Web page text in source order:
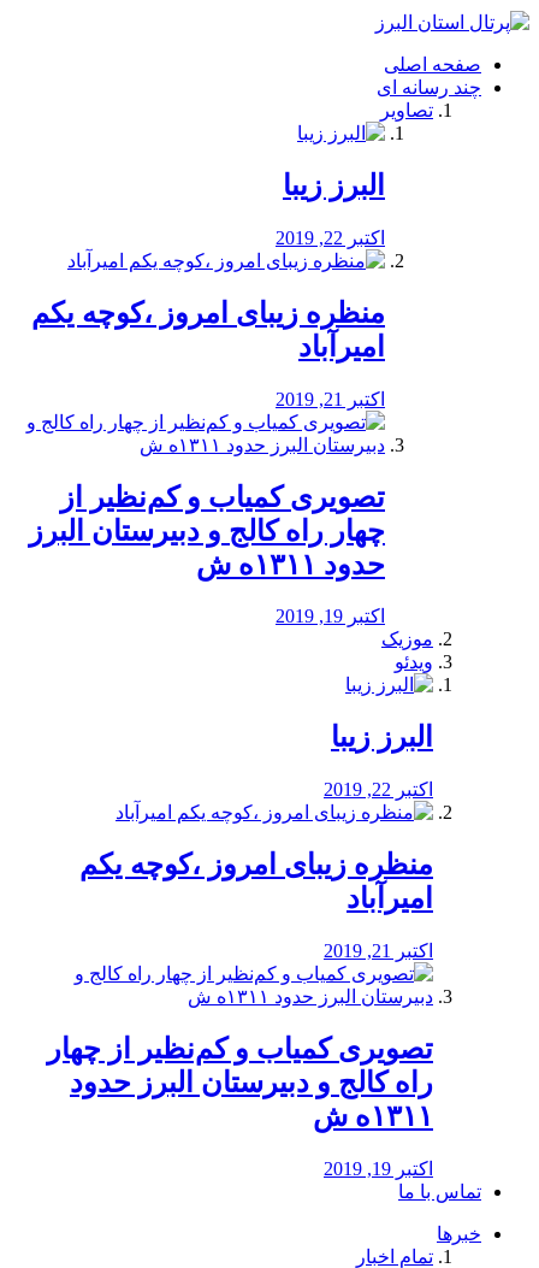
فصد
شرق
تهران
خشکشویی
صفحه اصلی
چند رسانه ای
تصاویر
البرز زیبا
اکتبر 22, 2019
منظره‌‌ زیبای امروز ،کوچه یکم
امیرآباد
اکتبر 21, 2019
️تصویری کمیاب و کم‌نظیر از
چهار راه كالج و دبيرستان البرز
حدود ۱۳۱۱ه ش
اکتبر 19, 2019
موزیک
ویدئو
البرز زیبا
اکتبر 22, 2019
منظره‌‌ زیبای امروز ،کوچه یکم
امیرآباد
اکتبر 21, 2019
️تصویری کمیاب و کم‌نظیر از چهار
راه كالج و دبيرستان البرز حدود
۱۳۱۱ه ش
اکتبر 19, 2019
تماس با ما
خبرها
تمام اخبار